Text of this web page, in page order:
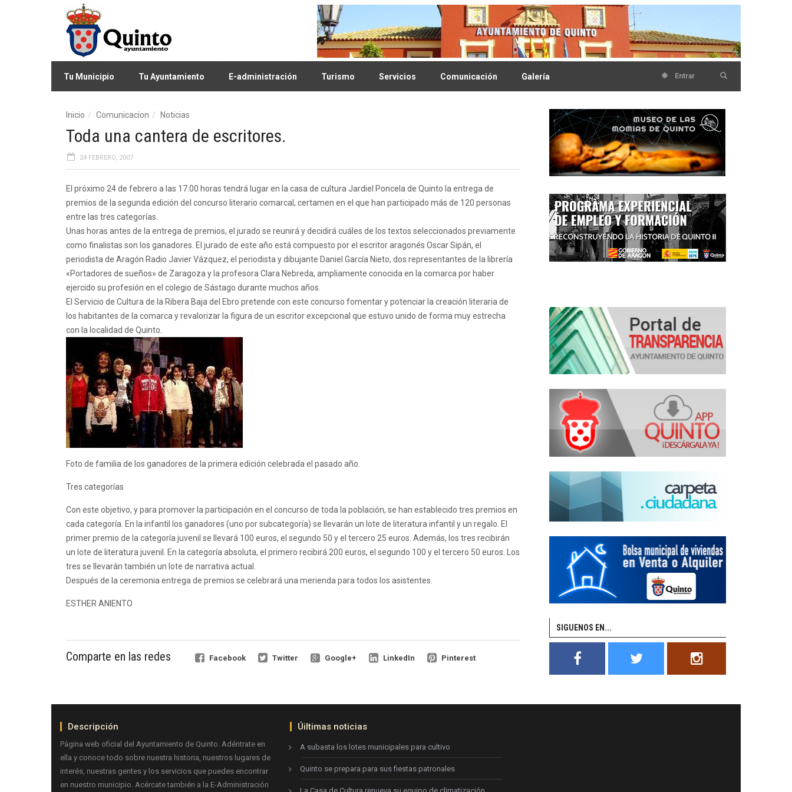
Tu Municipio Tu Ayuntamiento E-administración Turismo Servicios Comunicación Galería Entrar
Inicio Comunicacion Noticias
Toda una cantera de escritores.
24 FEBRERO, 2007
El próximo 24 de febrero a las 17.00 horas tendrá lugar en la casa de cultura Jardiel Poncela de Quinto la entrega de
premios de la segunda edición del concurso literario comarcal, certamen en el que han participado más de 120 personas
entre las tres categorías.
Unas horas antes de la entrega de premios, el jurado se reunirá y decidirá cuáles de los textos seleccionados previamente
como finalistas son los ganadores. El jurado de este año está compuesto por el escritor aragonés Oscar Sipán, el
periodista de Aragón Radio Javier Vázquez, el periodista y dibujante Daniel García Nieto, dos representantes de la librería
«Portadores de sueños» de Zaragoza y la profesora Clara Nebreda, ampliamente conocida en la comarca por haber
ejercido su profesión en el colegio de Sástago durante muchos años.
El Servicio de Cultura de la Ribera Baja del Ebro pretende con este concurso fomentar y potenciar la creación literaria de
los habitantes de la comarca y revalorizar la figura de un escritor excepcional que estuvo unido de forma muy estrecha
con la localidad de Quinto.
Foto de familia de los ganadores de la primera edición celebrada el pasado año.
Tres categorías
Con este objetivo, y para promover la participación en el concurso de toda la población, se han establecido tres premios en
cada categoría. En la infantil los ganadores (uno por subcategoría) se llevarán un lote de literatura infantil y un regalo. El
primer premio de la categoría juvenil se llevará 100 euros, el segundo 50 y el tercero 25 euros. Además, los tres recibirán
un lote de literatura juvenil. En la categoría absoluta, el primero recibirá 200 euros, el segundo 100 y el tercero 50 euros. Los
tres se llevarán también un lote de narrativa actual.
Después de la ceremonia entrega de premios se celebrará una merienda para todos los asistentes.
ESTHER ANIENTO
Comparte en las redes Facebook Twitter Google+ LinkedIn Pinterest
SIGUENOS EN...
Descripción
Página web oficial del Ayuntamiento de Quinto. Adéntrate en
ella y conoce todo sobre nuestra historia, nuestros lugares de
interés, nuestras gentes y los servicios que puedes encontrar
en nuestro municipio. Acércate también a la E-Administración
Úiltimas noticias
A subasta los lotes municipales para cultivo
Quinto se prepara para sus fiestas patronales